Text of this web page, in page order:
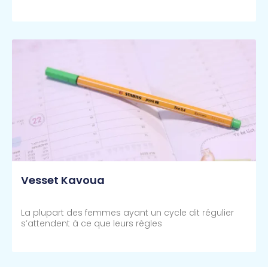
Vesset Kavoua
La plupart des femmes ayant un cycle dit régulier
s’attendent à ce que leurs règles